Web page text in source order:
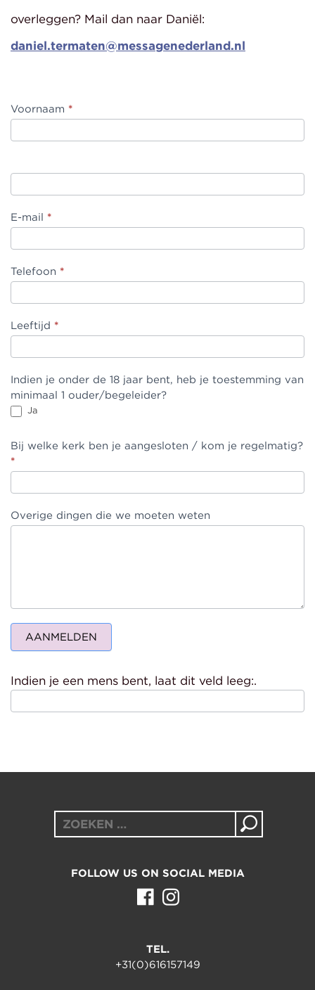
overleggen? Mail dan naar Daniël:
daniel.termaten@messagenederland.nl
Here I am
Voornaam *
E-mail *
Telefoon *
Leeftijd *
Indien je onder de 18 jaar bent, heb je toestemming van
minimaal 1 ouder/begeleider?
Ja
Bij welke kerk ben je aangesloten / kom je regelmatig?
*
Overige dingen die we moeten weten
AANMELDEN
Indien je een mens bent, laat dit veld leeg:.
Zoeken
naar:
FOLLOW US ON SOCIAL MEDIA
TEL.
+31(0)616157149